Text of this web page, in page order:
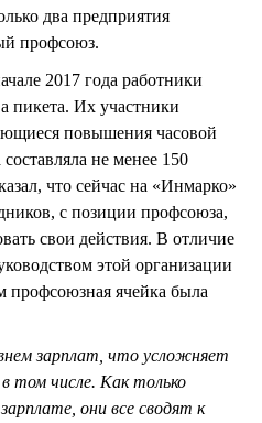
два предприятия
профсоюз.
2017 года работники
пикета. Их участники
повышения часовой
не менее 150
что сейчас на «Инмарко»
с позиции профсоюза,
свои действия. В отличие
этой организации
профсоюзная ячейка была
зарплат, что усложняет
том числе. Как только
они все сводят к